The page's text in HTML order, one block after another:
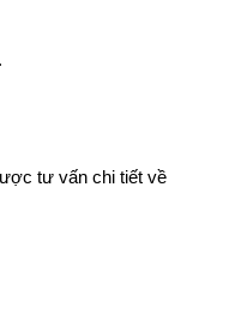
.
tư vấn chi tiết về